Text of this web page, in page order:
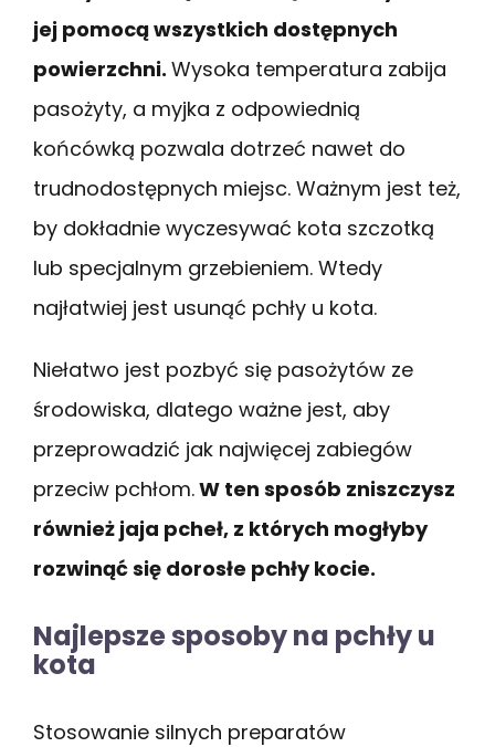
jej pomocą wszystkich dostępnych
powierzchni. Wysoka temperatura zabija
pasożyty, a myjka z odpowiednią
końcówką pozwala dotrzeć nawet do
trudnodostępnych miejsc. Ważnym jest też,
by dokładnie wyczesywać kota szczotką
lub specjalnym grzebieniem. Wtedy
najłatwiej jest usunąć pchły u kota.
Niełatwo jest pozbyć się pasożytów ze
środowiska, dlatego ważne jest, aby
przeprowadzić jak najwięcej zabiegów
przeciw pchłom.W ten sposób zniszczysz
również jaja pcheł, z których mogłyby
rozwinąć się dorosłe pchły kocie.
Najlepsze sposoby na pchły u
kota
Stosowanie silnych preparatów